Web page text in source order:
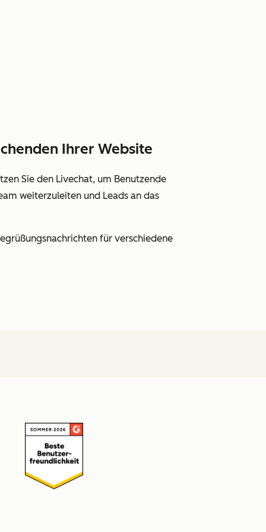
Ihrer Website
Sie den Livechat, um Benutzende
weiterzuleiten und Leads an das
für verschiedene